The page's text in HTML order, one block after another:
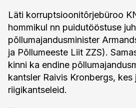
Läti korruptsioonitõrjebüroo
hommikul nn puidutööstuse
põllumajandusminister
ja Põllumeeste Liit ZZS).
kinni ka endine
kantsler Raivis Kronbergs,
riigikantseleid.